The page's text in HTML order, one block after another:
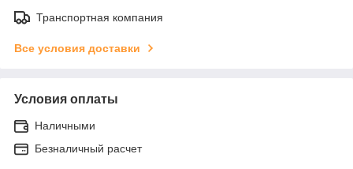
Транспортная компания
Все условия доставки
Условия оплаты
Наличными
Безналичный расчет